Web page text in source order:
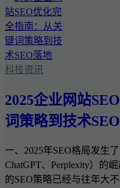
科技资讯
2025企业网站
词策略到技术
一、2025年SEO格局发生
ChatGPT、Perplexity）的
的SEO策略已经与往年大